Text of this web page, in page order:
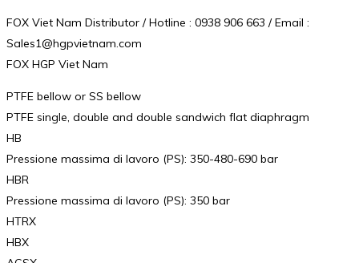
FOX Viet Nam Distributor / Hotline : 0938 906 663 / Email :
Sales1@hgpvietnam.com
FOX HGP Viet Nam
PTFE bellow or SS bellow
PTFE single, double and double sandwich flat diaphragm
HB
Pressione massima di lavoro (PS): 350-480-690 bar
HBR
Pressione massima di lavoro (PS): 350 bar
HTRX
HBX